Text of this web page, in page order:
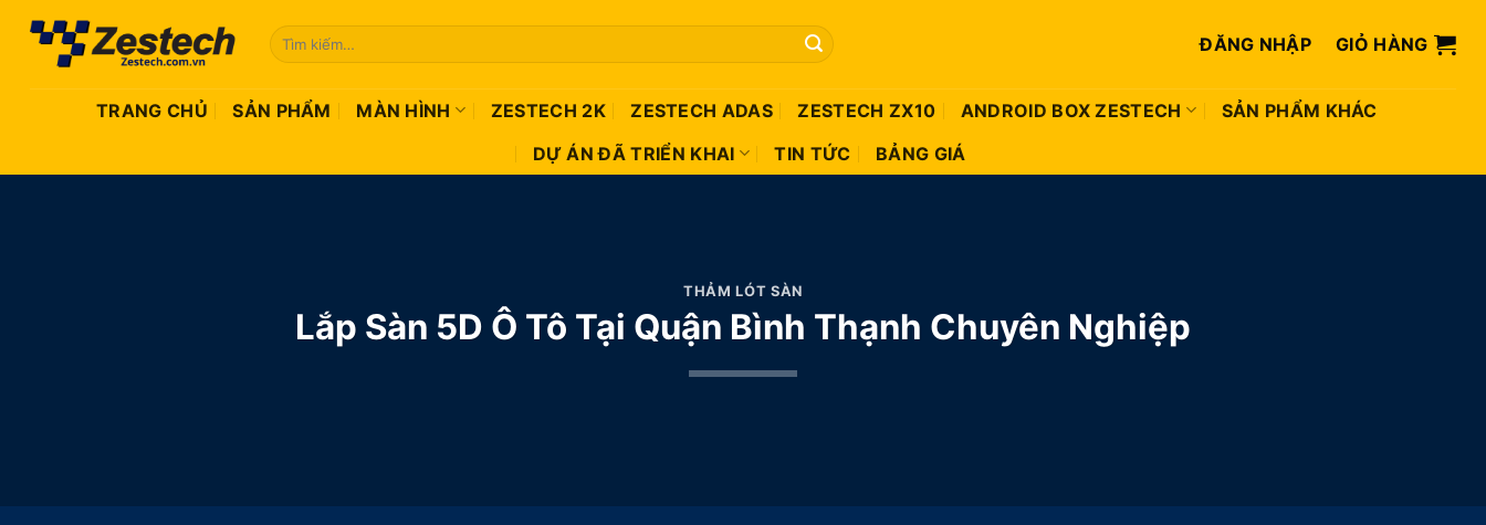
dung
Tìm
kiếm:
ĐĂNG NHẬP GIỎ HÀNG
TRANG CHỦ SẢN PHẨM MÀN HÌNH ZESTECH 2K ZESTECH ADAS ZESTECH ZX10 ANDROID BOX ZESTECH
SẢN PHẨM KHÁC
DỰ ÁN ĐÃ TRIỂN KHAI
TIN TỨC BẢNG GIÁ
THẢM LÓT SÀN
Lắp Sàn 5D Ô Tô Tại Quận Bình Thạnh Chuyên Nghiệp